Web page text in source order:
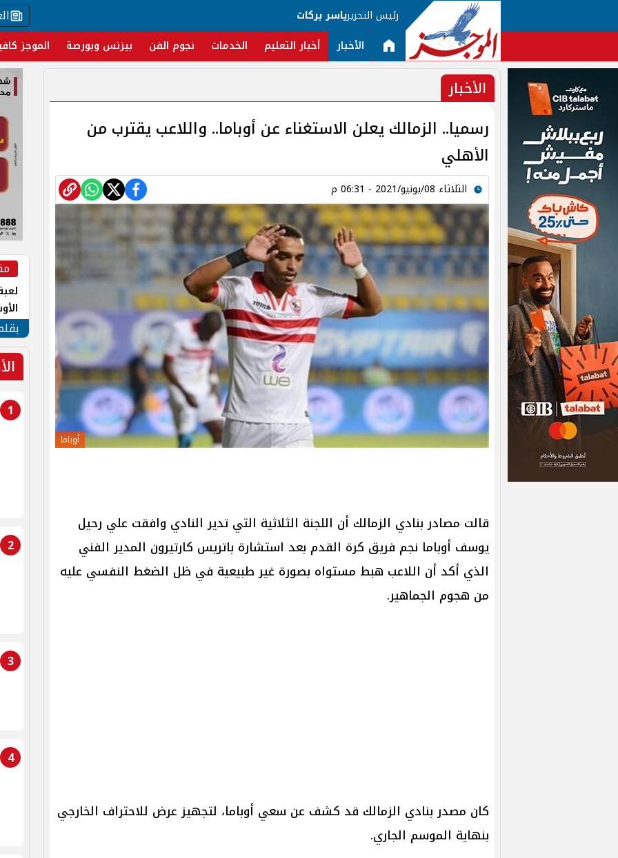
رئيس التحريرياسر بركات
الأخبار أخبار التعليم الخدمات نجوم الفن بيزنس وبورصة الموجز
الأخبار
رسميا.. الزمالك يعلن الاستغناء عن أوباما.. واللاعب يقترب من
الأهلي
الثلاثاء 08/يونيو/2021 - 06:31 م
أوباما
قالت مصادر بنادي الزمالك أن اللجنة الثلاثية التي تدير النادي وافقت علي رحيل
يوسف أوباما نجم فريق كرة القدم بعد استشارة باتريس كارتيرون المدير الفني
الذي أكد أن اللاعب هبط مستواه بصورة غير طبيعية في ظل الضغط النفسي عليه
من هجوم الجماهير.
كان مصدر بنادي الزمالك قد كشف عن سعي أوباما، لتجهيز عرض للاحتراف الخارجي
بنهاية الموسم الجاري.
1
2
3
4